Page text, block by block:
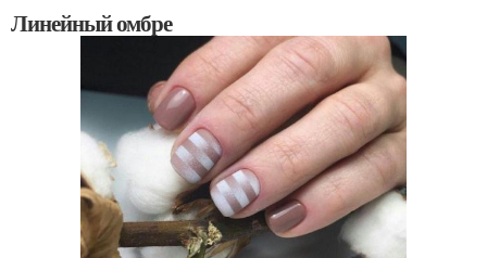
Линейный омбре